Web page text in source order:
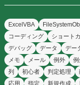
ExcelVBA
コーディング
ショート
デバッグ
データ デー
メモ
メール 例外 例
列
初心者 判定処理
応用
指定 新規作成